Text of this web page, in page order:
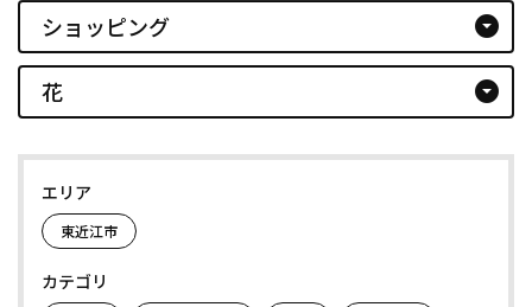
ショッピング arrow_drop_down_circle
花 arrow_drop_down_circle
エリア
東近江市
カテゴリ